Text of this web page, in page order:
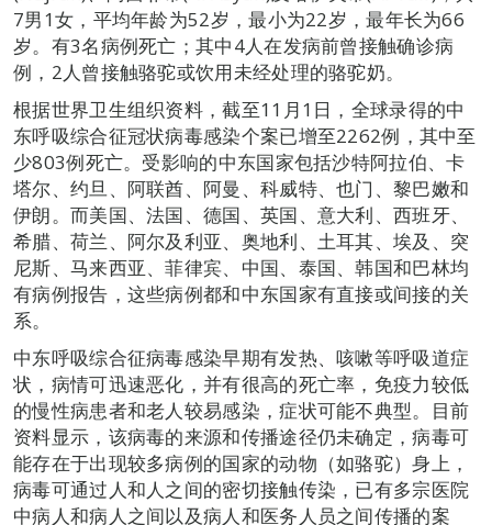
7男1女，平均年龄为52岁，最小为22岁，最年长为66
岁。有3名病例死亡；其中4人在发病前曾接触确诊病
例，2人曾接触骆驼或饮用未经处理的骆驼奶。
根据世界卫生组织资料，截至11月1日，全球录得的中
东呼吸综合征冠状病毒感染个案已增至2262例，其中至
少803例死亡。受影响的中东国家包括沙特阿拉伯、卡
塔尔、约旦、阿联酋、阿曼、科威特、也门、黎巴嫩和
伊朗。而美国、法国、德国、英国、意大利、西班牙、
希腊、荷兰、阿尔及利亚、奥地利、土耳其、埃及、突
尼斯、马来西亚、菲律宾、中国、泰国、韩国和巴林均
有病例报告，这些病例都和中东国家有直接或间接的关
系。
中东呼吸综合征病毒感染早期有发热、咳嗽等呼吸道症
状，病情可迅速恶化，并有很高的死亡率，免疫力较低
的慢性病患者和老人较易感染，症状可能不典型。目前
资料显示，该病毒的来源和传播途径仍未确定，病毒可
能存在于出现较多病例的国家的动物（如骆驼）身上，
病毒可通过人和人之间的密切接触传染，已有多宗医院
中病人和病人之间以及病人和医务人员之间传播的案